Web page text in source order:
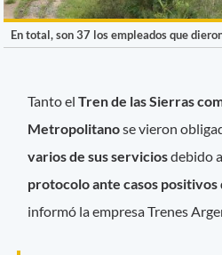
En total, son 37 los empleados que
Tanto elTren de las Sierras
Metropolitanose vieron
varios de sus serviciosdebido a
protocolo ante casos
informó la empresa Trenes